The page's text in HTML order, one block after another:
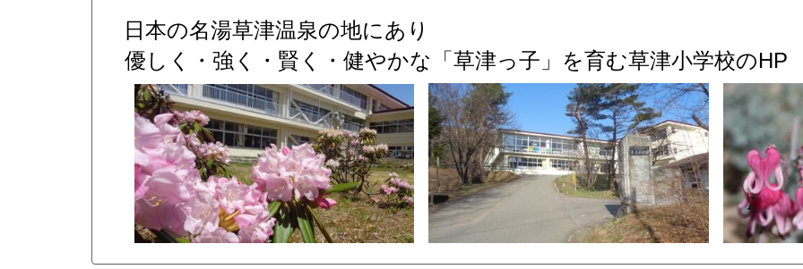
日本の名湯草津温泉の地にあり
優しく・強く・賢く・健やかな「草津っ子」を育む草津小学校のHP